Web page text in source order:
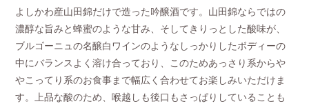
よしかわ産山田錦だけで造った吟醸酒です。山田錦ならではの
濃醇な旨みと蜂蜜のような甘み、そしてきりっとした酸味が、
ブルゴーニュの名醸白ワインのようなしっかりしたボディーの
中にバランスよく溶け合っており、このためあっさり系からや
やこってり系のお食事まで幅広く合わせてお楽しみいただけま
す。上品な酸のため、喉越しも後口もさっぱりしていることも